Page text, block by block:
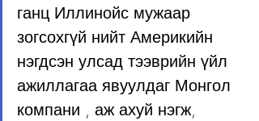
ганц Иллинойс мужаар
зогсохгүй нийт Америкийн
нэгдсэн улсад тээврийн үйл
ажиллагаа явуулдаг Монгол
компани , аж ахуй нэгж,